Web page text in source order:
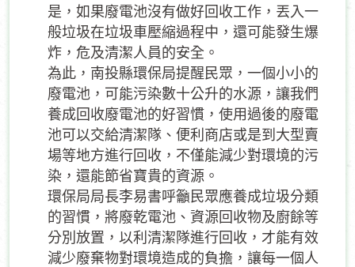
是，如果廢電池沒有做好回收工作，丟入一
般垃圾在垃圾車壓縮過程中，還可能發生爆
炸，危及清潔人員的安全。
為此，南投縣環保局提醒民眾，一個小小的
廢電池，可能污染數十公升的水源，讓我們
養成回收廢電池的好習慣，使用過後的廢電
池可以交給清潔隊、便利商店或是到大型賣
場等地方進行回收，不僅能減少對環境的污
染，還能節省寶貴的資源。
環保局局長李易書呼籲民眾應養成垃圾分類
的習慣，將廢乾電池、資源回收物及廚餘等
分別放置，以利清潔隊進行回收，才能有效
減少廢棄物對環境造成的負擔，讓每一個人